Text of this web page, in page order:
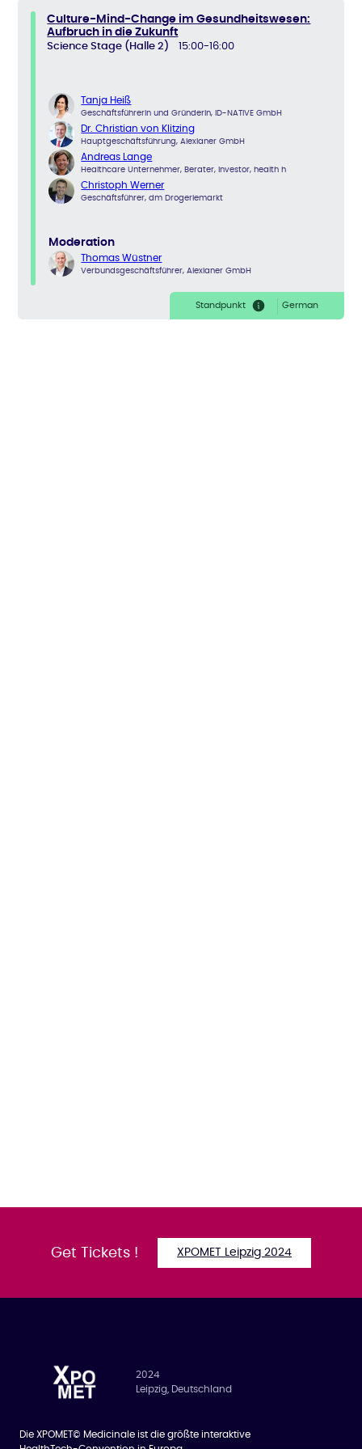
Culture-Mind-Change im Gesundheitswesen:
Aufbruch in die Zukunft
Science Stage (Halle 2) 15:00-16:00
Tanja Heiß
Geschäftsführerin und Gründerin, ID-NATIVE GmbH
Dr. Christian von Klitzing
Hauptgeschäftsführung, Alexianer GmbH
Andreas Lange
Healthcare Unternehmer, Berater, Investor, health h
Christoph Werner
Geschäftsführer, dm Drogeriemarkt
Moderation
Thomas Wüstner
Verbundsgeschäftsführer, Alexianer GmbH
Standpunkt German
Get Tickets ! XPOMET Leipzig 2024
2024
Leipzig, Deutschland
Die XPOMET© Medicinale ist die größte interaktive